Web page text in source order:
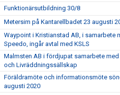
Funktionärsutbildning 30/8
Metersim på Kantarellbadet 23 augusti
Waypoint i Kristianstad AB, i samarbete
Speedo, ingår avtal med KSLS
Malmsten AB i fördjupat samarbete
och Livräddningssällskap
Föräldramöte och informationsmöte
augusti 2020